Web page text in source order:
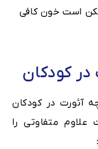
است خون کافی
در کودکان
آئورت در کودکان
متفاوتی را